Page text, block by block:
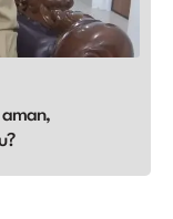
aman,